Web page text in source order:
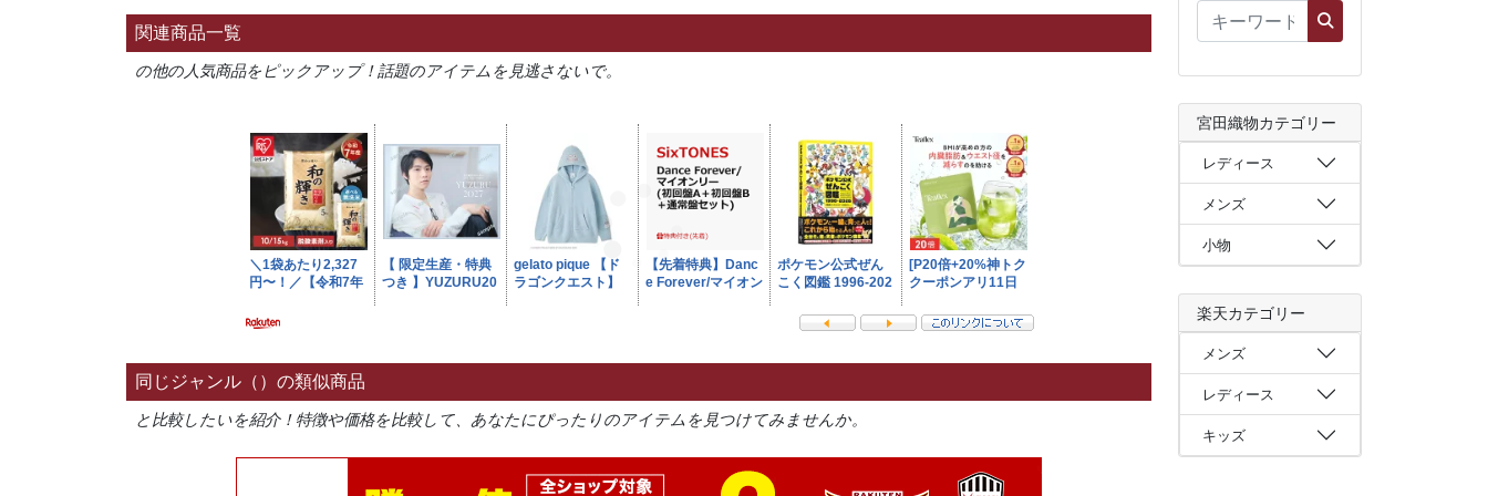
関連商品一覧
の他の人気商品をピックアップ！話題のアイテムを見逃さないで。
同じジャンル（）の類似商品
と比較したいを紹介！特徴や価格を比較して、あなたにぴったりのアイテムを見つけてみませんか。
宮田織物カテゴリー
レディース
メンズ
小物
楽天カテゴリー
メンズ
レディース
キッズ